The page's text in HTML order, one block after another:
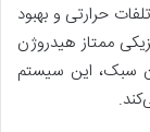
حرارتی و بهبود
ممتاز هیدروژن
سبک، این سیستم